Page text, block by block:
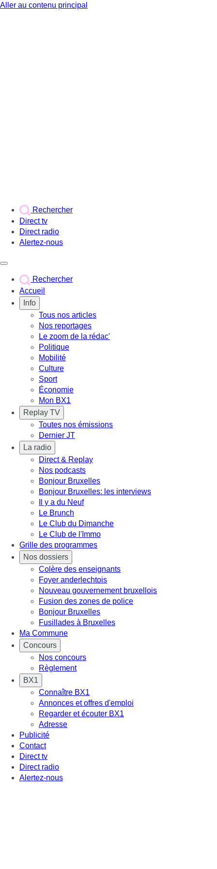
Aller au contenu principal
Rechercher
Direct tv
Direct radio
Alertez-nous
Rechercher
Accueil
Info
Tous nos articles
Nos reportages
Le zoom de la rédac'
Politique
Mobilité
Culture
Sport
Économie
Mon BX1
Replay TV
Toutes nos émissions
Dernier JT
La radio
Direct & Replay
Nos podcasts
Bonjour Bruxelles
Bonjour Bruxelles: les interviews
Il y a du Neuf
Le Brunch
Le Club du Dimanche
Le Club de l'Immo
Grille des programmes
Nos dossiers
Colère des enseignants
Foyer anderlechtois
Nouveau gouvernement bruxellois
Fusion des zones de police
Bonjour Bruxelles
Fusillades à Bruxelles
Ma Commune
Concours
Nos concours
Règlement
BX1
Connaître BX1
Annonces et offres d'emploi
Regarder et écouter BX1
Adresse
Publicité
Contact
Direct tv
Direct radio
Alertez-nous